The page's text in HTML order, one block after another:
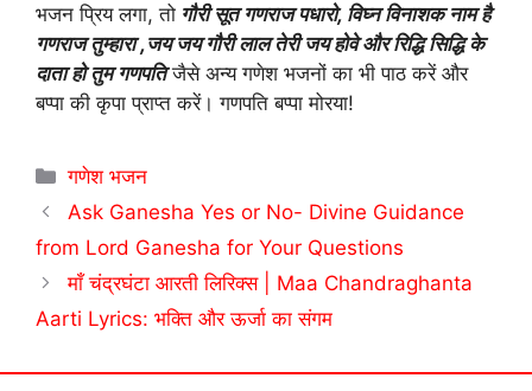
भजन प्रिय लगा, तो गौरी सूत गणराज पधारो, विघ्न विनाशक नाम है
गणराज तुम्हारा ,जय जय गौरी लाल तेरी जय होवे और रिद्धि सिद्धि के
दाता हो तुम गणपतिजैसे अन्य गणेश भजनों का भी पाठ करें और
बप्पा की कृपा प्राप्त करें। गणपति बप्पा मोरया!
Categories
गणेश भजन
Ask Ganesha Yes or No- Divine Guidance
from Lord Ganesha for Your Questions
माँ चंद्रघंटा आरती लिरिक्स | Maa Chandraghanta
Aarti Lyrics: भक्ति और ऊर्जा का संगम